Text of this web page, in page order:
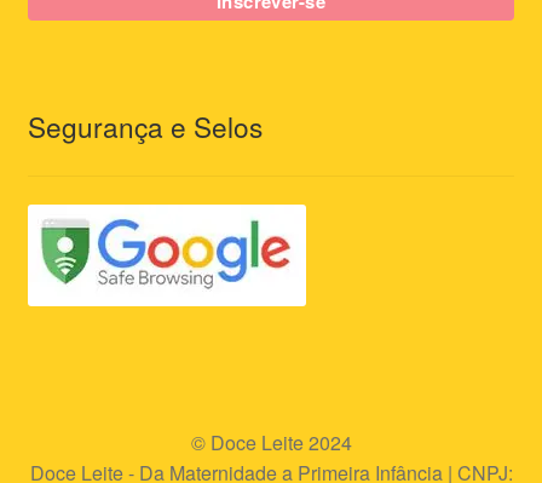
Segurança e Selos
© Doce Leite 2024
Doce Leite - Da Maternidade a Primeira Infância | CNPJ: